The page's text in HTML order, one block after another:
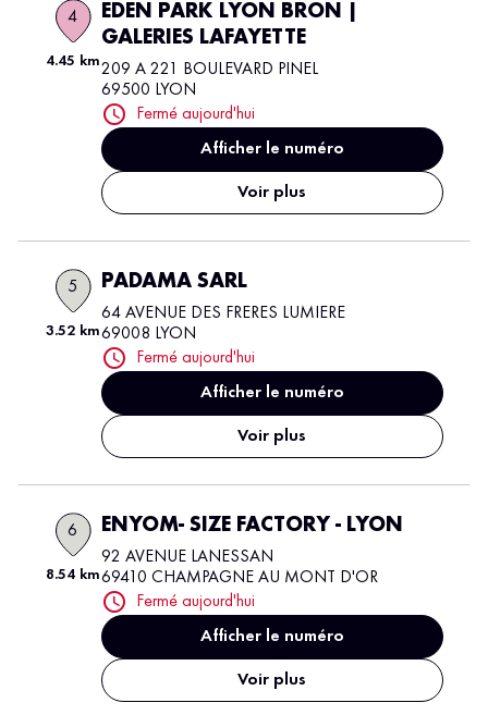
4
4.45 km
EDEN PARK LYON BRON |
GALERIES LAFAYETTE
209 A 221 BOULEVARD PINEL
69500 LYON
Fermé aujourd'hui
Afficher le numéro
Voir plus
5
3.52 km
PADAMA SARL
64 AVENUE DES FRERES LUMIERE
69008 LYON
Fermé aujourd'hui
Afficher le numéro
Voir plus
6
8.54 km
ENYOM- SIZE FACTORY - LYON
92 AVENUE LANESSAN
69410 CHAMPAGNE AU MONT D'OR
Fermé aujourd'hui
Afficher le numéro
Voir plus